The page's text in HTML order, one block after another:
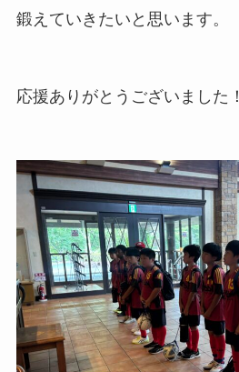
鍛えていきたいと思います。
応援ありがとうございました！